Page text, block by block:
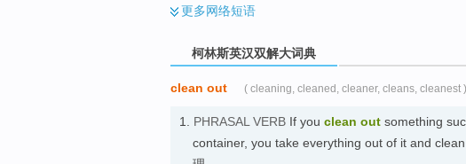
更多网络短语
柯林斯英汉双解大词典
clean out ( cleaning, cleaned, cleaner, cleans, cleanest )
1. PHRASAL VERB If you clean out something
container, you take everything out of it and